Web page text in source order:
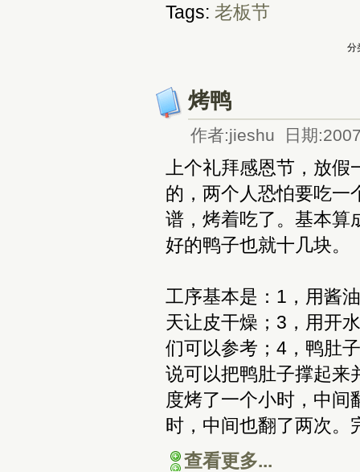
Tags: 老板节
分
烤鸭
作者:jieshu 日期
上个礼拜感恩节，放
的，两个人恐怕要吃一
谱，烤着吃了。基本算
好的鸭子也就十几块。
工序基本是：1，用酱
天让皮干燥；3，用开
们可以参考；4，鸭肚
说可以把鸭肚子撑起来
度烤了一个小时，中
时，中间也翻了两次。
查看更多...